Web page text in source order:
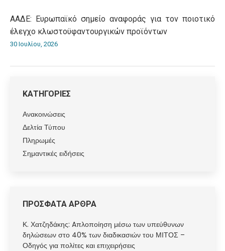
ΑΑΔΕ: Ευρωπαϊκό σημείο αναφοράς για τον ποιοτικό
έλεγχο κλωστοϋφαντουργικών προϊόντων
30 Ιουλίου, 2026
ΚΑΤΗΓΟΡΙΕΣ
Ανακοινώσεις
Δελτία Τύπου
Πληρωμές
Σημαντικές ειδήσεις
ΠΡΟΣΦΑΤΑ ΑΡΘΡΑ
Κ. Χατζηδάκης: Aπλοποίηση μέσω των υπεύθυνων
δηλώσεων στο 40% των διαδικασιών του ΜΙΤΟΣ –
Οδηγός για πολίτες και επιχειρήσεις